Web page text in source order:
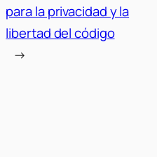
para la privacidad y la
libertad del código
→